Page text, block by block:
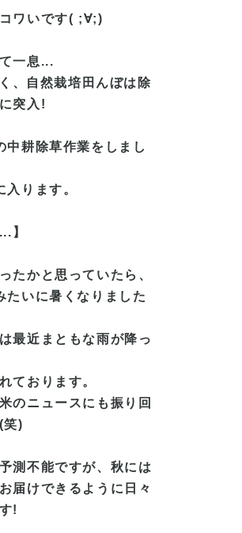
ワいです( ;∀;)
一息...
、自然栽培田んぼは除
突入!
中耕除草作業をしまし
入ります。
】
たかと思っていたら、
たいに暑くなりました
最近まともな雨が降っ
ております。
のニュースにも振り回
笑)
測不能ですが、秋には
届けできるように日々
!